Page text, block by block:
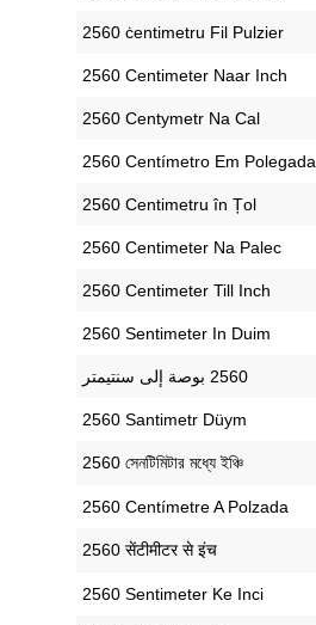
‎2560 ċentimetru Fil Pulzier
‎2560 Centimeter Naar Inch
‎2560 Centymetr Na Cal
‎2560 Centímetro Em Polegada
‎2560 Centimetru în Țol
‎2560 Centimeter Na Palec
‎2560 Centimeter Till Inch
‎2560 Sentimeter In Duim
‎2560 Santimetr Düym
‎2560 সেনটিমিটার মধ্যে ইঞ্চি
‎2560 Centímetre A Polzada
‎2560 सेंटीमीटर से इंच
‎2560 Sentimeter Ke Inci